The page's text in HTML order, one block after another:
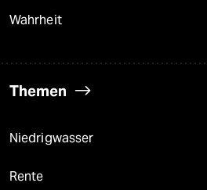
Wahrheit
Themen
Niedrigwasser
Rente